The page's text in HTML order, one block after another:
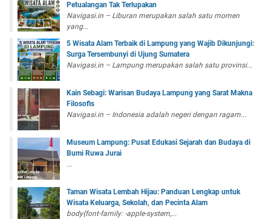
Petualangan Tak Terlupakan
Navigasi.in – Liburan merupakan salah satu momen
yang...
5 Wisata Alam Terbaik di Lampung yang Wajib Dikunjungi:
Surga Tersembunyi di Ujung Sumatera
Navigasi.in – Lampung merupakan salah satu provinsi...
Kain Sebagi: Warisan Budaya Lampung yang Sarat Makna
Filosofis
Navigasi.in – Indonesia adalah negeri dengan ragam...
Museum Lampung: Pusat Edukasi Sejarah dan Budaya di
Bumi Ruwa Jurai
...
Taman Wisata Lembah Hijau: Panduan Lengkap untuk
Wisata Keluarga, Sekolah, dan Pecinta Alam
body{font-family: -apple-system,...